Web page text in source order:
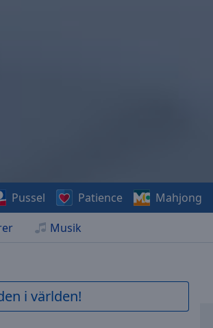
Musik
Pussel Patience Mahjong
i världen!